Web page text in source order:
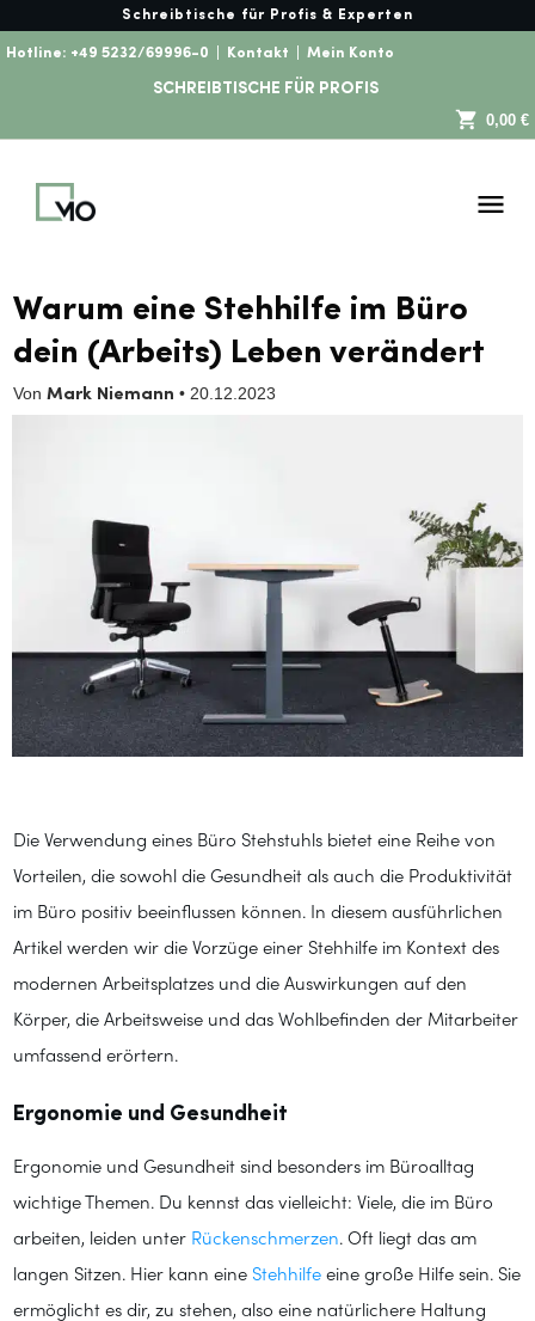
Schreibtische für Profis & Experten
Hotline: +49 5232/69996-0 Kontakt Mein Konto
SCHREIBTISCHE FÜR PROFIS
0,00 €
Warum eine Stehhilfe im Büro
dein (Arbeits) Leben verändert
Von Mark Niemann • 20.12.2023
Die Verwendung eines Büro Stehstuhls bietet eine Reihe von
Vorteilen, die sowohl die Gesundheit als auch die Produktivität
im Büro positiv beeinflussen können. In diesem ausführlichen
Artikel werden wir die Vorzüge einer Stehhilfe im Kontext des
modernen Arbeitsplatzes und die Auswirkungen auf den
Körper, die Arbeitsweise und das Wohlbefinden der Mitarbeiter
umfassend erörtern.
Ergonomie und Gesundheit
Ergonomie und Gesundheit sind besonders im Büroalltag
wichtige Themen. Du kennst das vielleicht: Viele, die im Büro
arbeiten, leiden unter Rückenschmerzen. Oft liegt das am
langen Sitzen. Hier kann eine Stehhilfe eine große Hilfe sein. Sie
ermöglicht es dir, zu stehen, also eine natürlichere Haltung